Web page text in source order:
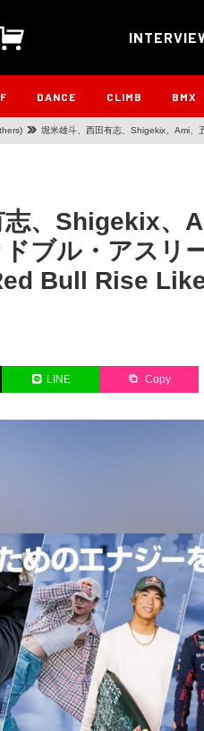
DANCE CLIMB BMX
堀米雄斗、西田有志、Shigekix、Ami、
志、Shigekix、
ブル・アスリ
Bull Rise
LINE Copy